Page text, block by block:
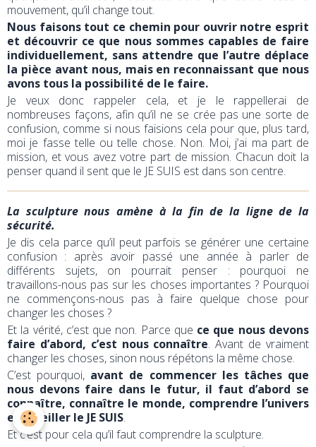
mouvement, qu’il change tout.
Nous faisons tout ce chemin pour ouvrir notre esprit
et découvrir ce que nous sommes capables de faire
individuellement, sans attendre que l’autre déplace
la pièce avant nous, mais en reconnaissant que nous
avons tous la possibilité de le faire.
Je veux donc rappeler cela, et je le rappellerai de
nombreuses façons, afin qu’il ne se crée pas une sorte de
confusion, comme si nous faisions cela pour que, plus tard,
moi je fasse telle ou telle chose. Non. Moi, j’ai ma part de
mission, et vous avez votre part de mission. Chacun doit la
penser quand il sent que le JE SUIS est dans son centre.
La sculpture nous amène à la fin de la ligne de la
sécurité.
Je dis cela parce qu’il peut parfois se générer une certaine
confusion : après avoir passé une année à parler de
différents sujets, on pourrait penser : pourquoi ne
travaillons-nous pas sur les choses importantes ? Pourquoi
ne commençons-nous pas à faire quelque chose pour
changer les choses ?
Et la vérité, c’est que non. Parce que ce que nous devons
faire d’abord, c’est nous connaître. Avant de vraiment
changer les choses, sinon nous répétons la même chose.
C’est pourquoi, avant de commencer les tâches que
nous devons faire dans le futur, il faut d’abord se
connaître, connaître le monde, comprendre l’univers
et réveiller le JE SUIS.
Et c’est pour cela qu’il faut comprendre la sculpture.